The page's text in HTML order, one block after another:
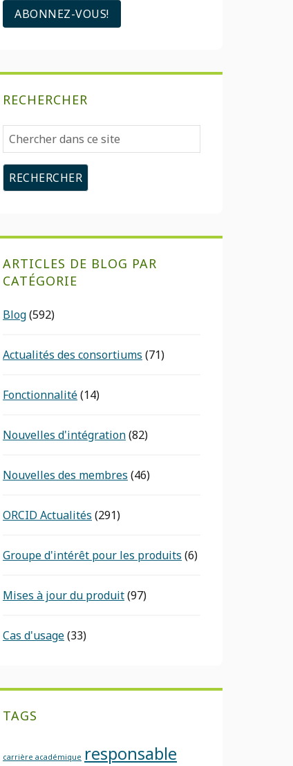
RECHERCHER
Chercher
dans
ce
site
ARTICLES DE BLOG PAR
CATÉGORIE
Blog(592)
Actualités des consortiums (71)
Fonctionnalité(14)
Nouvelles d'intégration(82)
Nouvelles des membres (46)
ORCID Actualités (291)
Groupe d'intérêt pour les produits (6)
Mises à jour du produit(97)
Cas d'usage(33)
TAGS
carrière académique responsable